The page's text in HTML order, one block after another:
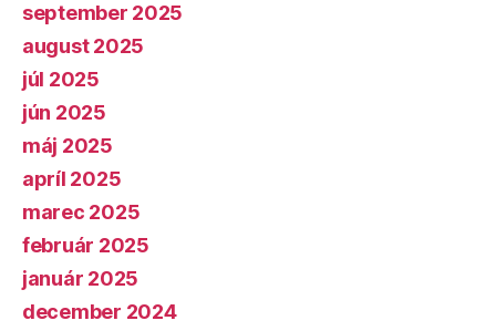
september 2025
august 2025
júl 2025
jún 2025
máj 2025
apríl 2025
marec 2025
február 2025
január 2025
december 2024